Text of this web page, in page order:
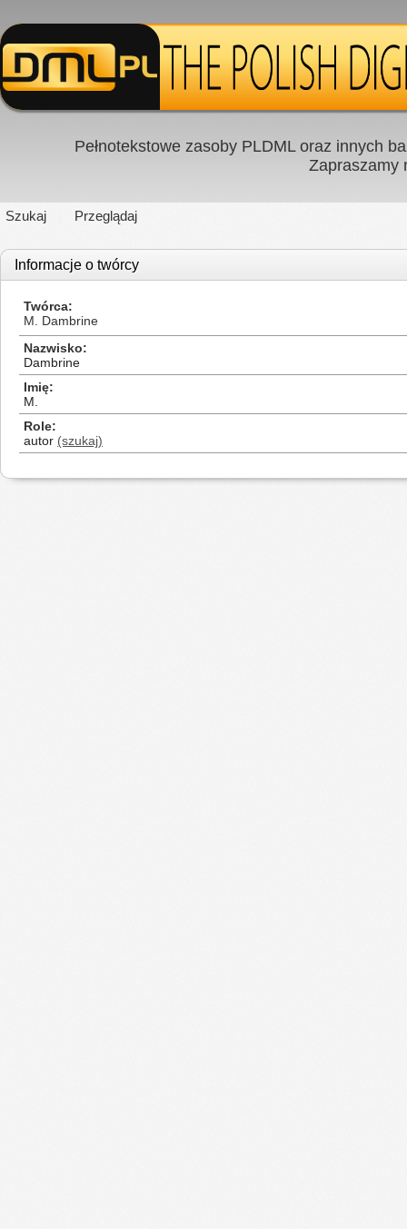
Pełnotekstowe zasoby PLDML oraz innych
Zapraszamy
Szukaj Przeglądaj
Informacje o twórcy
Twórca
M. Dambrine
Nazwisko
Dambrine
Imię
M.
Role
autor (szukaj)